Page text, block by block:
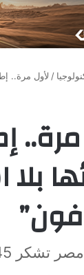
/ لأول مرة..
عميل "من هنا لبكرة"